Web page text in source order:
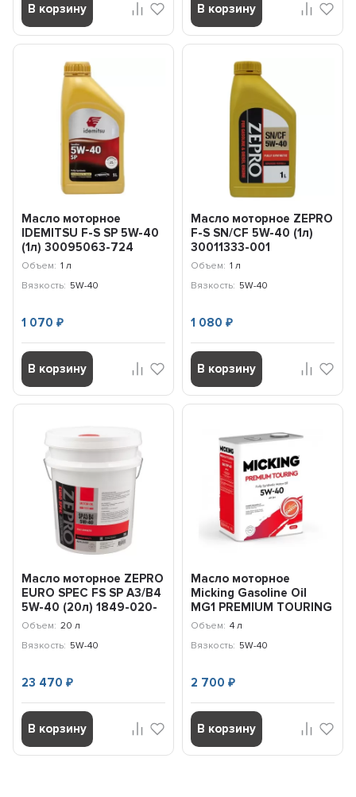
В корзину В корзину
Масло моторное
IDEMITSU F-S SP 5W-40
(1л) 30095063-724
Объем: 1 л
Вязкость: 5W-40
1 070₽
В корзину
Масло моторное ZEPRO
F-S SN/CF 5W-40 (1л)
30011333-001
Объем: 1 л
Вязкость: 5W-40
1 080 ₽
В корзину
Масло моторное ZEPRO
EURO SPEC FS SP A3/B4
5W-40 (20л) 1849-020-
0
Объем: 20 л
Вязкость: 5W-40
23 470₽
В корзину
Масло моторное
Micking Gasoline Oil
MG1 PREMIUM TOURING
5W-40 SN/RC (4л)
Объем: 4 л
Вязкость: 5W-40
2 700 ₽
В корзину